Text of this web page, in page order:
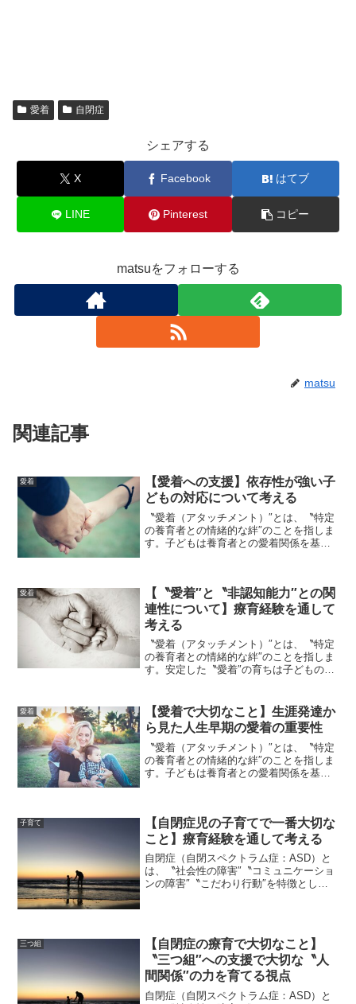
愛着 自閉症
シェアする
X Facebook はてブ
LINE Pinterest コピー
matsuをフォローする
matsu
関連記事
愛着
【愛着への支援】依存性が強い子
どもの対応について考える
〝愛着（アタッチメント）″とは、〝特定
の養育者との情緒的な絆″のことを指しま
す。子どもは養育者との愛着関係を基盤
特定の先生など）にべ...
愛着
【〝愛着″と〝非認知能力″との関
連性について】療育経験を通して
考える
〝愛着（アタッチメント）″とは、〝特定
の養育者との情緒的な絆″のことを指しま
す。安定した〝愛着″の育ちは子どもの成
おいて重要視されているものとして〝非
認知能力″があります...
愛着
【愛着で大切なこと】生涯発達か
ら見た人生早期の愛着の重要性
〝愛着（アタッチメント）″とは、〝特定
の養育者との情緒的な絆″のことを指しま
す。子どもは養育者との愛着関係を基盤
及ぼすと言えます。そ...
子育て
【自閉症児の子育てで一番大切な
こと】療育経験を通して考える
自閉症（自閉スペクトラム症：ASD）と
は、〝社会性の障害″〝コミュニケーショ
ンの障害″〝こだわり行動″を特徴とした
に対する反応の乏し...
三つ組
【自閉症の療育で大切なこと】
〝三つ組″への支援で大切な〝人
間関係″の力を育てる視点
自閉症（自閉スペクトラム症：ASD）と